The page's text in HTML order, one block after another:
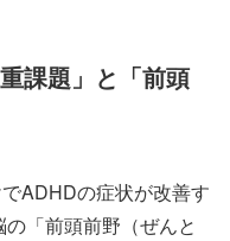
課題」と「前頭
ADHDの症状が改善す
「前頭前野（ぜんと